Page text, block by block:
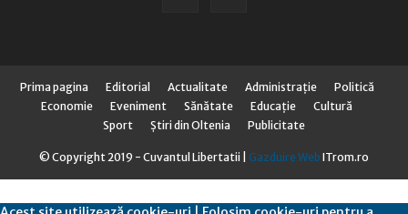
Prima pagina Editorial Actualitate Administraţie
Politică
Economie
Eveniment Sănătate Educaţie
Cultură
Sport
Știri din Oltenia Publicitate
© Copyright 2019 - Cuvantul Libertatii | Gazduire Web ITrom.ro